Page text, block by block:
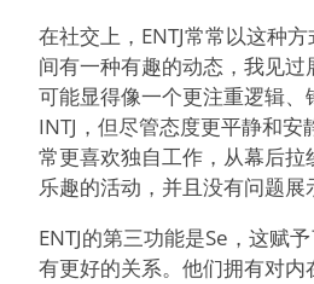
在社交上，ENTJ常常以这种
间有一种有趣的动态，我见过
可能显得像一个更注重逻辑、
INTJ，但尽管态度更平静和
常更喜欢独自工作，从幕后
乐趣的活动，并且没有问题展
ENTJ的第三功能是Se，这赋
有更好的关系。他们拥有对内